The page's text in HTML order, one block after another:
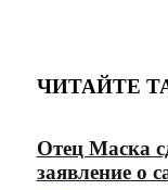
ЧИТАЙТЕ
Отец Маска
заявление о